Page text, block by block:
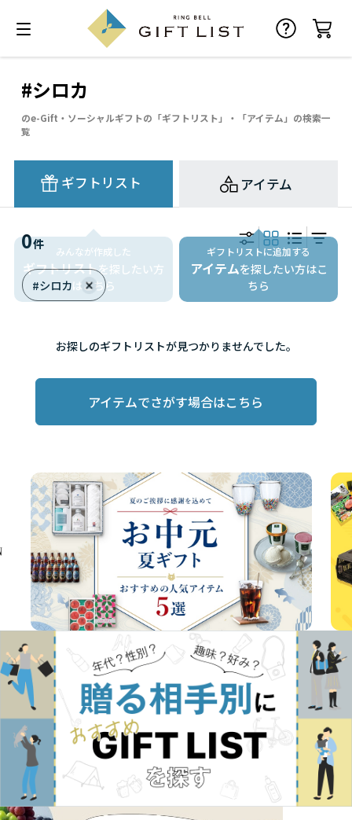
#シロカ
のe-Gift・ソーシャルギフトの「ギフトリスト」・「アイテム」の検索一
覧
ギフトリスト
みんなが作成した
ギフトリストを探したい方
はこちら
アイテム
ギフトリストに追加する
アイテムを探したい方はこ
ちら
0件
#シロカ
お探しのギフトリストが見つかりませんでした。
アイテムでさがす場合はこちら